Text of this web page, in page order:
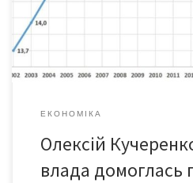
20 років!!! З 20-річного
[…]
ЕКОНОМІКА
Олексій
влада домоглась